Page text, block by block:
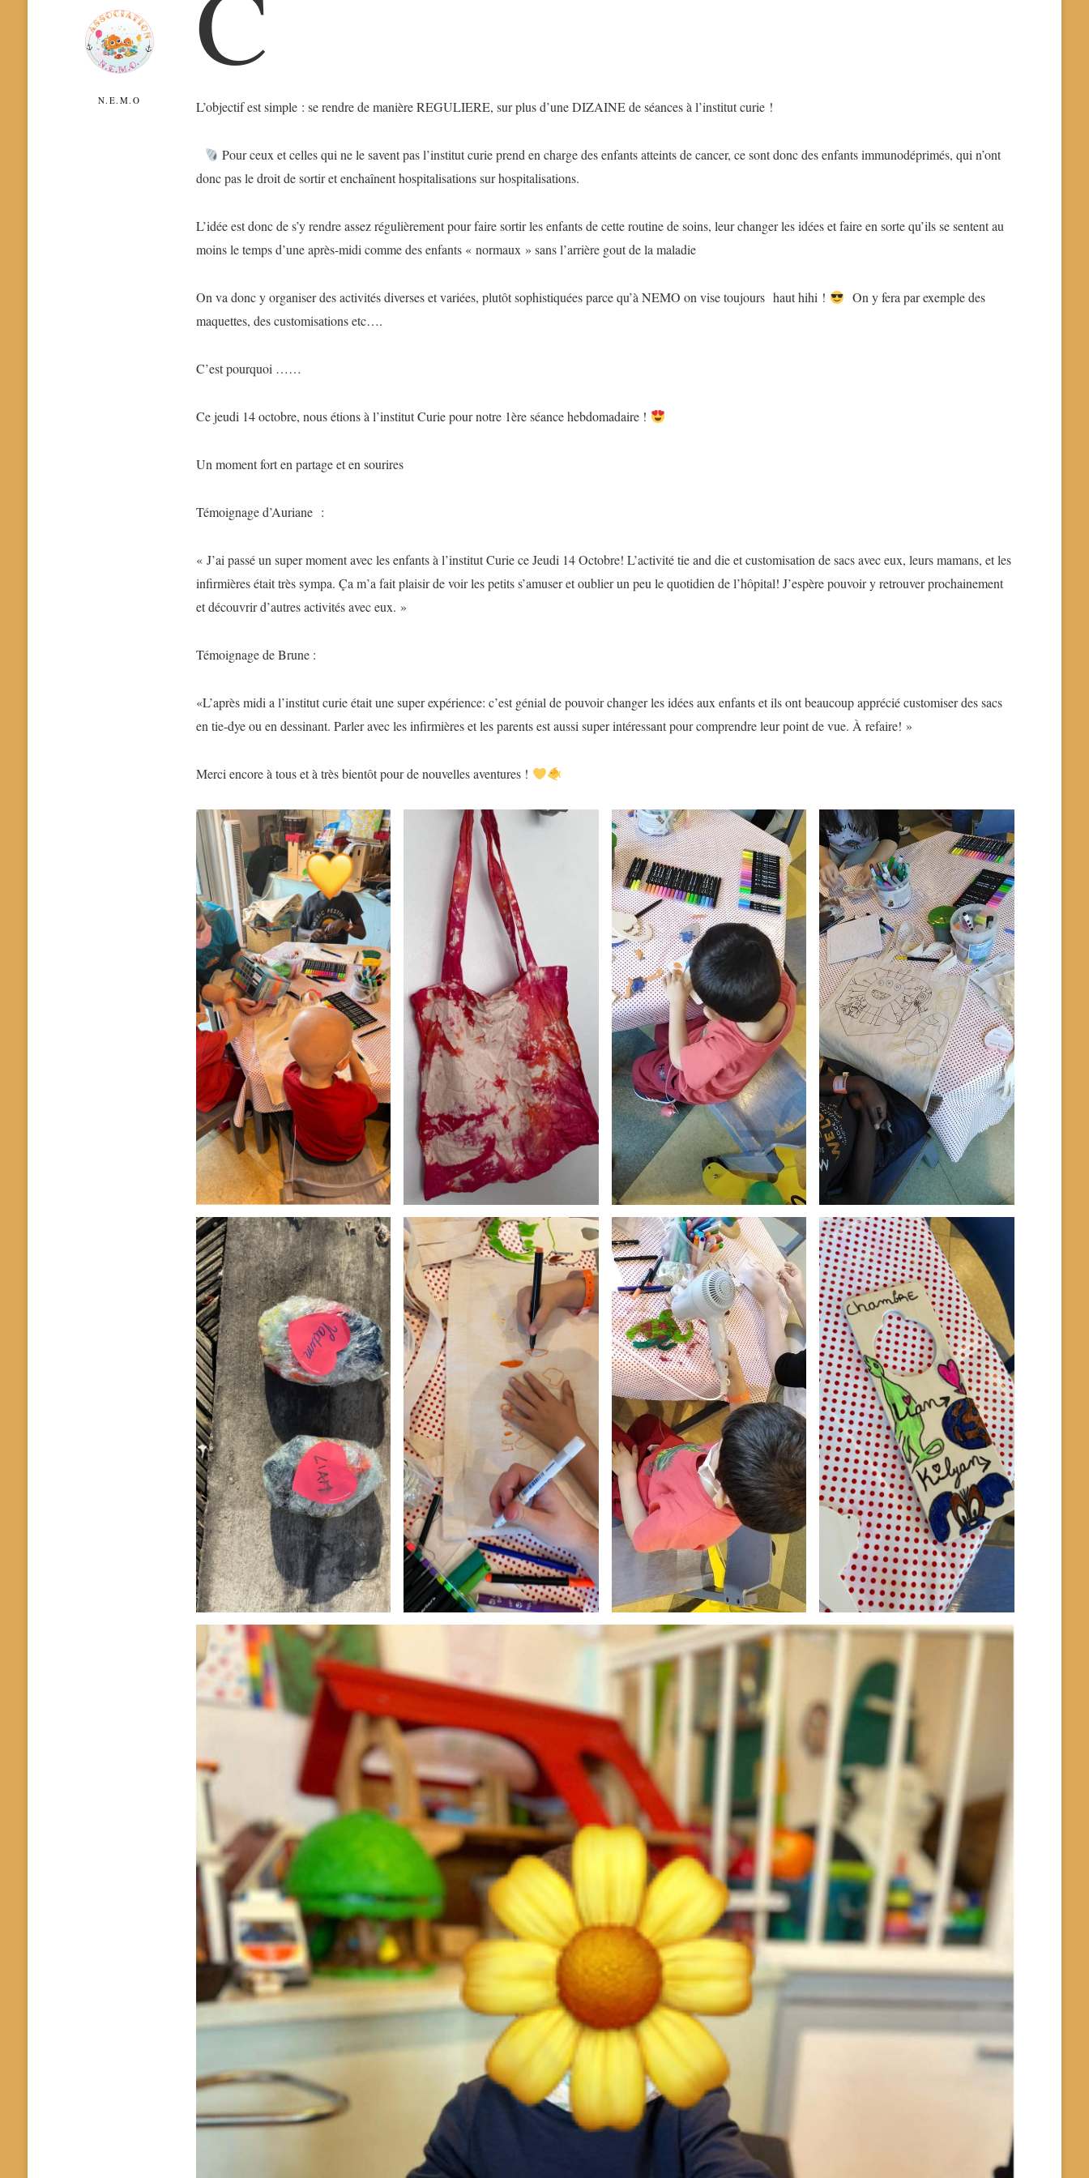
N.E.M.O L’objectif est simple : se rendre de manière REGULIERE, sur plus d’une DIZAINE de séances à l’institut curie !
Pour ceux et celles qui ne le savent pas l’institut curie prend en charge des enfants atteints de cancer, ce sont donc des enfants immunodéprimés, qui n’ont
donc pas le droit de sortir et enchaînent hospitalisations sur hospitalisations.
L’idée est donc de s’y rendre assez régulièrement pour faire sortir les enfants de cette routine de soins, leur changer les idées et faire en sorte qu’ils se sentent au
moins le temps d’une après-midi comme des enfants « normaux » sans l’arrière gout de la maladie
On va donc y organiser des activités diverses et variées, plutôt sophistiquées parce qu’à NEMO on vise toujours haut hihi !
On y fera par exemple des
maquettes, des customisations etc….
C’est pourquoi ……
Ce jeudi 14 octobre, nous étions à l’institut Curie pour notre 1ère séance hebdomadaire !
Un moment fort en partage et en sourires
Témoignage d’Auriane :
« J’ai passé un super moment avec les enfants à l’institut Curie ce Jeudi 14 Octobre! L’activité tie and die et customisation de sacs avec eux, leurs mamans, et les
infirmières était très sympa. Ça m’a fait plaisir de voir les petits s’amuser et oublier un peu le quotidien de l’hôpital! J’espère pouvoir y retrouver prochainement
et découvrir d’autres activités avec eux. »
Témoignage de Brune :
«L’après midi a l’institut curie était une super expérience: c’est génial de pouvoir changer les idées aux enfants et ils ont beaucoup apprécié customiser des sacs
en tie-dye ou en dessinant. Parler avec les infirmières et les parents est aussi super intéressant pour comprendre leur point de vue. À refaire! »
Merci encore à tous et à très bientôt pour de nouvelles aventures !